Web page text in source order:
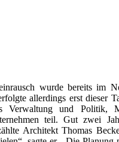
wurde bereits im
allerdings erst dieser
Verwaltung und Politik,
teil. Gut zwei
Architekt Thomas